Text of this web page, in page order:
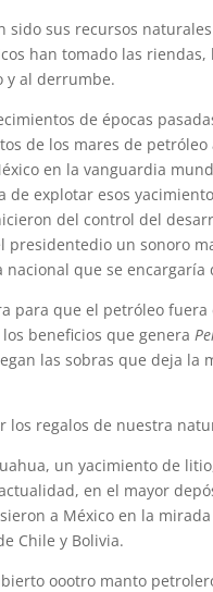
sido sus recursos
han tomado las
y al derrumbe.
de épocas
de los mares de petróleo
en la vanguardia
explotar esos
del control del
presidentedio un sonoro
que se encargaría
para que el petróleo
beneficios que genera
las sobras que deja la
los regalos de nuestra
un yacimiento de
en el mayor
a México en la
Chile y Bolivia.
oootro manto